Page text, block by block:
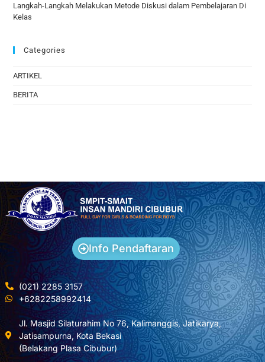
Langkah-Langkah Melakukan Metode Diskusi dalam Pembelajaran Di
Kelas
Categories
ARTIKEL
BERITA
Info Pendaftaran
(021) 2285 3157
+6282258992414
Jl. Masjid Silaturahim No 76, Kalimanggis, Jatikarya,
Jatisampurna, Kota Bekasi
(Belakang Plasa Cibubur)